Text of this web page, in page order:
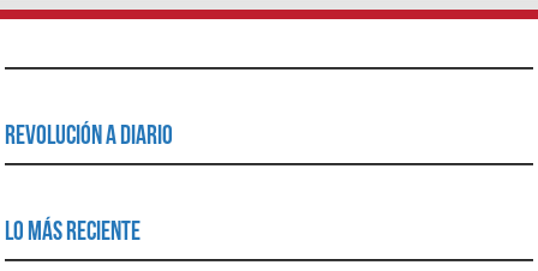
Revolución a Diario
Lo Más Reciente